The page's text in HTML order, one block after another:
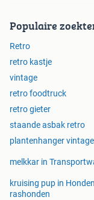
Populaire
Retro
retro kastje
vintage
retro foodtruck
retro gieter
staande asbak retro
plantenhanger vintage
melkkar in
kruising pup in
rashonden